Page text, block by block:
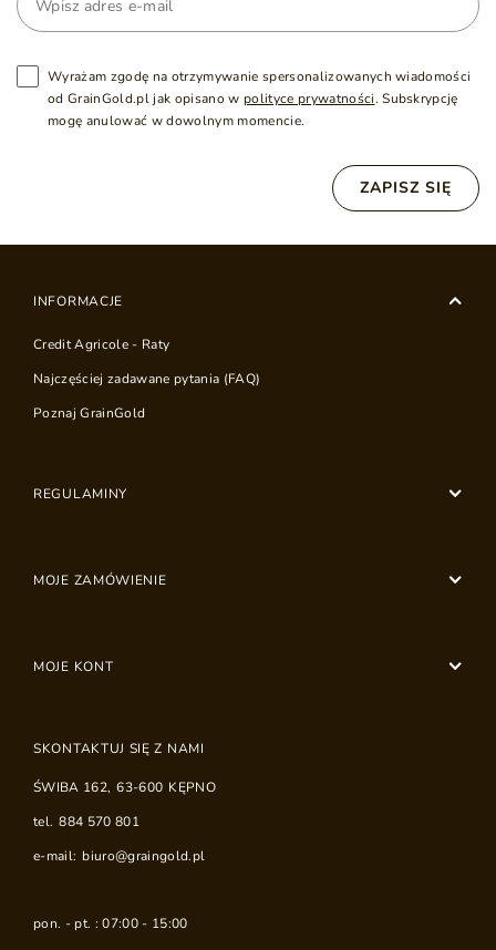
Wyrażam zgodę na otrzymywanie spersonalizowanych wiadomości
od GrainGold.pl jak opisano w polityce prywatności. Subskrypcję
mogę anulować w dowolnym momencie.
ZAPISZ SIĘ
INFORMACJE
Credit Agricole - Raty
Najczęściej zadawane pytania (FAQ)
Poznaj GrainGold
REGULAMINY
MOJE ZAMÓWIENIE
MOJE KONT
SKONTAKTUJ SIĘ Z NAMI
ŚWIBA 162, 63-600 KĘPNO
tel. 884 570 801
e-mail: biuro@graingold.pl
pon. - pt. : 07:00 - 15:00